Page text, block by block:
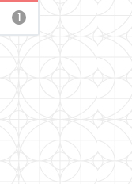
1